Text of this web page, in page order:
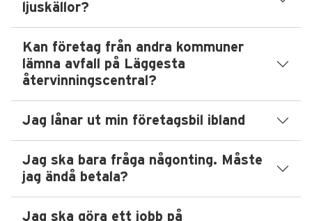
ljuskällor?
Kan företag från andra kommuner
lämna avfall på Läggesta
återvinningscentral?
Jag lånar ut min företagsbil ibland
Jag ska bara fråga någonting. Måste
jag ändå betala?
Jag ska göra ett jobb på